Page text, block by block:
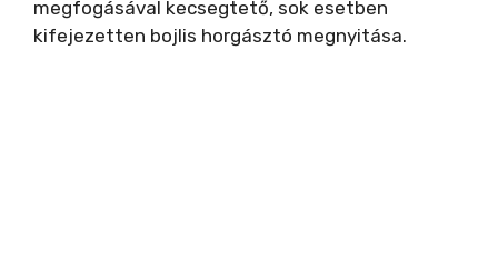
megfogásával kecsegtető, sok esetben
kifejezetten bojlis horgásztó megnyitása.